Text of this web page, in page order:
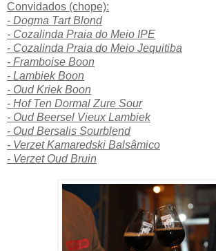
Convidados (chope):
- Dogma Tart Blond
- Cozalinda Praia do Meio IPE
- Cozalinda Praia do Meio Jequitiba
- Framboise Boon
- Lambiek Boon
- Oud Kriek Boon
- Hof Ten Dormal Zure Sour
- Oud Beersel Vieux Lambiek
- Oud Bersalis Sourblend
- Verzet Kamaredski Balsâmico
- Verzet Oud Bruin